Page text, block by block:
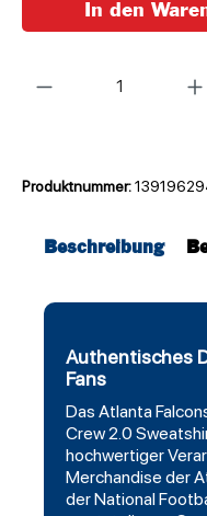
In den
Produktnummer:
Beschreibung
Authentisches
Fans
Das Atlanta
Crew 2.0
hochwertiger
Merchandise der
der National